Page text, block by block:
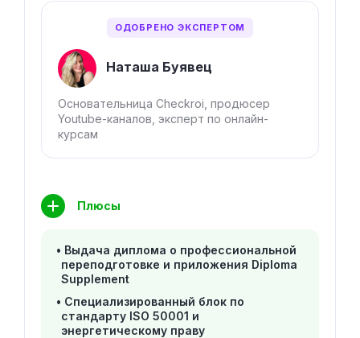
ОДОБРЕНО ЭКСПЕРТОМ
Наташа Буявец
Основательница Checkroi, продюсер
Youtube-каналов, эксперт по онлайн-
курсам
Плюсы
Выдача диплома о профессиональной
переподготовке и приложения Diploma
Supplement
Специализированный блок по
стандарту ISO 50001 и
энергетическому праву